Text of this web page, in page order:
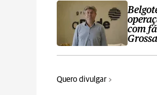
com
Grossa
Quero divulgar